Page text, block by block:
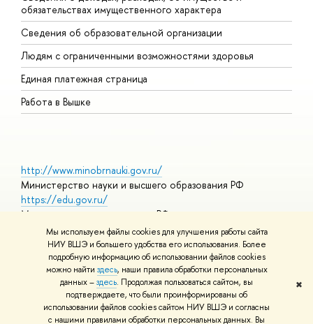
Мы используем файлы cookies для улучшения работы сайта
НИУ ВШЭ и большего удобства его использования. Более
подробную информацию об использовании файлов cookies
можно найти здесь, наши правила обработки персональных
данных –здесь. Продолжая пользоваться сайтом, вы
подтверждаете, что были проинформированы об
использовании файлов cookies сайтом НИУ ВШЭ и согласны
с нашими правилами обработки персональных данных. Вы
✖
обязательствах имущественного характера
Сведения об образовательной организации
Людям с ограниченными возможностями здоровья
Единая платежная страница
Работа в Вышке
http://www.minobrnauki.gov.ru/
Министерство науки и высшего образования РФ
https://edu.gov.ru/
Министерство просвещения РФ
https://elearning.hse.ru/mooc
Массовые открытые онлайн-курсы
© НИУ ВШЭ 1993–2026 Адреса и контактыУсловия
использования материалов Политика конфиденциальности